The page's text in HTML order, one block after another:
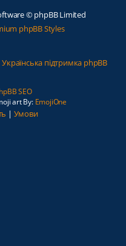
© phpBB Limited
phpBB Styles
Українська підтримка phpBB
SEO
art By: EmojiOne
| Умови